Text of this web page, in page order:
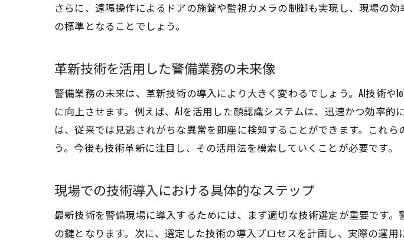
実践的な警備計画の
現場からのフィードバ
効果的なマネジメン
警備業界の未来を変える
未来の警備業務を形作
警備業界における革新
警備業務の変革を促
業界全体を変える可
さらに、遠隔操作によるドアの施錠や監視カメラの制御も実現し、現場の
の標準となることでしょう。
革新技術を活用した警備業務の未来像
警備業務の未来は、革新技術の導入により大きく変わるでしょう。AI技術
に向上させます。例えば、AIを活用した顔認識システムは、迅速かつ効率
は、従来では見逃されがちな異常を即座に検知することができます。これ
う。今後も技術革新に注目し、その活用法を模索していくことが必要です。
現場での技術導入における具体的なステップ
最新技術を警備現場に導入するためには、まず適切な技術選定が重要です
の鍵となります。次に、選定した技術の導入プロセスを計画し、実際の運